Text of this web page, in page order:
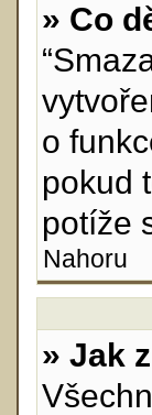
» Co
o
pokud
potíže
Nahoru
» Jak